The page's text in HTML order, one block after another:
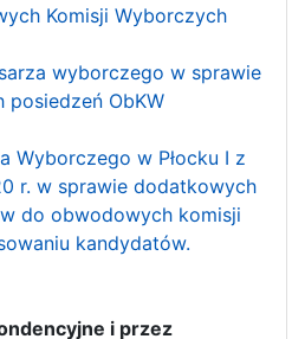
Komisji Wyborczych
wyborczego w sprawie
posiedzeń ObKW
Wyborczego w Płocku I z
r. w sprawie dodatkowych
do obwodowych komisji
kandydatów.
i przez